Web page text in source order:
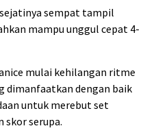
sempat tampil
mampu unggul cepat 4-
mulai kehilangan ritme
dimanfaatkan dengan baik
untuk merebut set
skor serupa.